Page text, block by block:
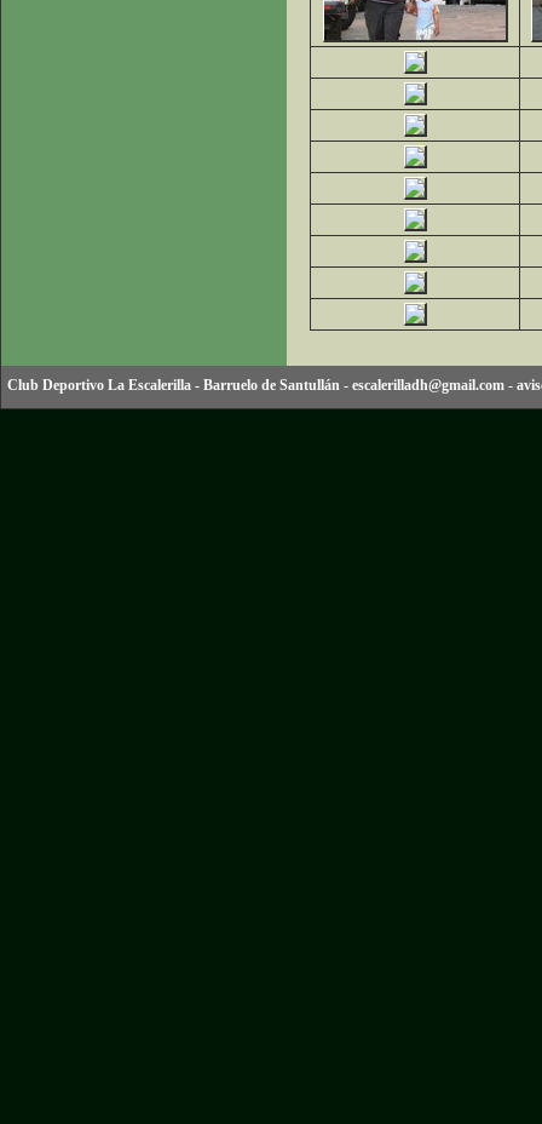
Club Deportivo La Escalerilla - Barruelo de Santullán - escalerilladh@gmail.com -